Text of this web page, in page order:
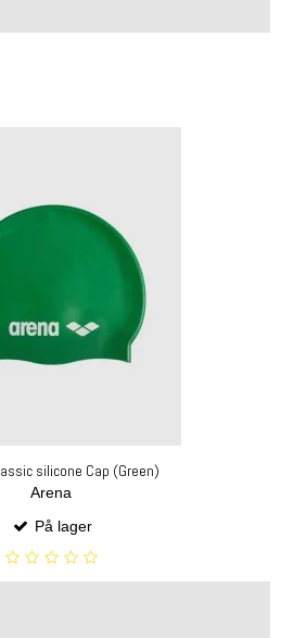
silicone Cap (Green)
Arena
På lager